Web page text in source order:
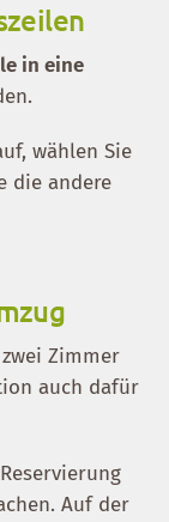
in eine
wählen Sie
die andere
Zimmer
auch dafür
Auf der